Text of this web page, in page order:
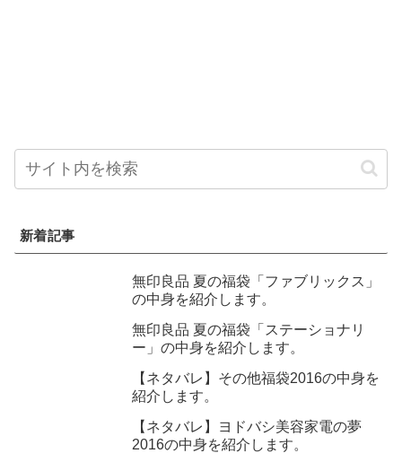
新着記事
無印良品 夏の福袋「ファブリックス」
の中身を紹介します。
無印良品 夏の福袋「ステーショナリ
ー」の中身を紹介します。
【ネタバレ】その他福袋2016の中身を
紹介します。
【ネタバレ】ヨドバシ美容家電の夢
2016の中身を紹介します。